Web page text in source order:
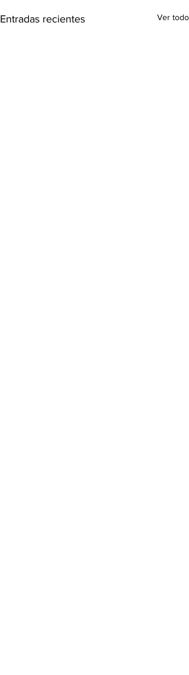
Entradas recientes Ver todo